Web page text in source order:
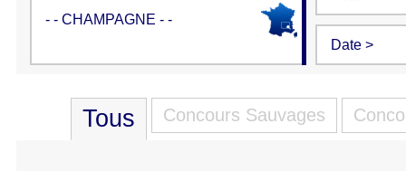
Tous Concours Sauvages